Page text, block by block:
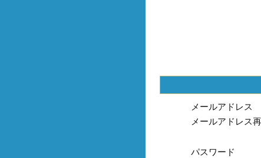
メールアドレス
メールアドレス
パスワード